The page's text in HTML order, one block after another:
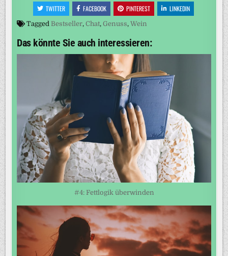
TWITTER FACEBOOK PINTEREST LINKEDIN
Tagged Bestseller,Chat,Genuss,Wein
Das könnte Sie auch interessieren:
#4: Fettlogik überwinden